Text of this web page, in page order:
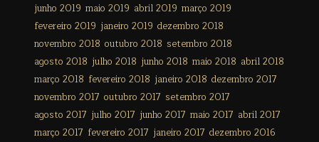
junho 2019 maio 2019 abril 2019 março 2019
fevereiro 2019 janeiro 2019 dezembro 2018
novembro 2018 outubro 2018 setembro 2018
agosto 2018 julho 2018 junho 2018 maio 2018 abril 2018
março 2018 fevereiro 2018 janeiro 2018 dezembro 2017
novembro 2017 outubro 2017 setembro 2017
agosto 2017 julho 2017 junho 2017 maio 2017 abril 2017
março 2017 fevereiro 2017 janeiro 2017 dezembro 2016